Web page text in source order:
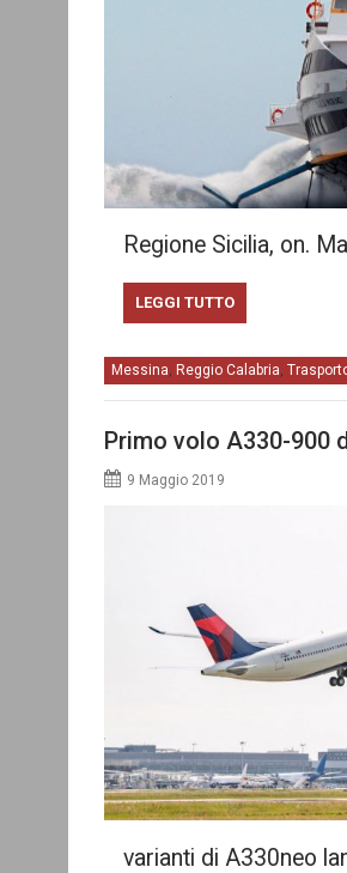
Regione Sicilia, on.
LEGGI TUTTO
Messina, Reggio Calabria,
Primo volo A330-900
9 Maggio 2019
varianti di A330neo